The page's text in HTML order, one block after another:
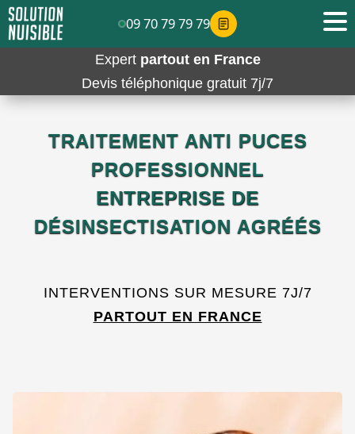
Expert partout en France
Devis téléphonique gratuit 7j/7
TRAITEMENT ANTI PUCES
PROFESSIONNEL
ENTREPRISE DE
DÉSINSECTISATION AGRÉÉS
INTERVENTIONS SUR MESURE 7J/7
PARTOUT EN FRANCE
09 70 79 79 79